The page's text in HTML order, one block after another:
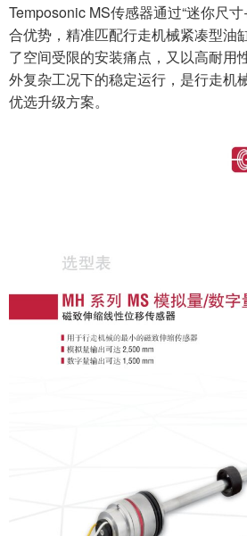
Temposonic MS传感器通过“迷你尺
合优势，精准匹配行走机械紧凑型油
了空间受限的安装痛点，又以高耐用
外复杂工况下的稳定运行，是行走机
优选升级方案。